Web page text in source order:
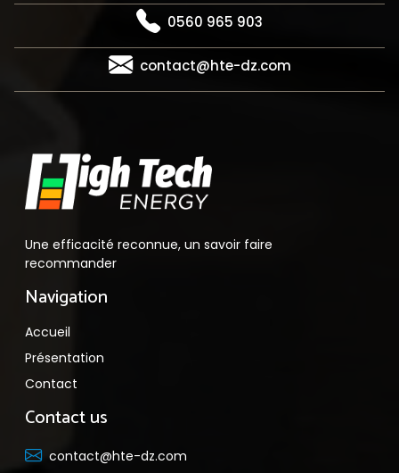
0560 965 903
contact@hte-dz.com
Une efficacité reconnue, un savoir faire
recommander
Navigation
Accueil
Présentation
Contact
Contact us
contact@hte-dz.com